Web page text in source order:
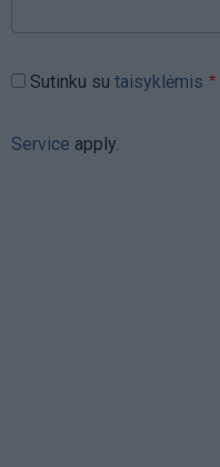
Sutinku su taisyklėmis
Service apply.